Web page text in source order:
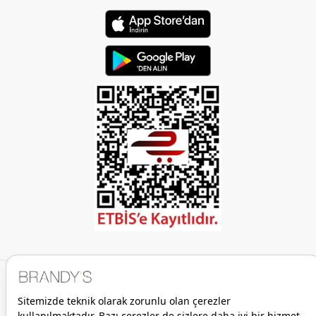
ışığı bir saten gibi asilce yansıtır. Poplin dokuma ise bu
zarafeti dayanıklılıkla birleştirir.
Easy-Iron ve Non-Iron Teknolojisi: Modern hayatın en
büyük lüksü zamandır. Boss, yoğun tempoda yaşayan
"patronlar" için ütü masasında kaybedilen vakti geri verir.
Kumaş liflerine uygulanan özel işlemler sayesinde gömlek,
gün boyu vücut ısınızla kırışıklıklarını açar. Sabah
giydiğiniz o jilet gibi görüntü, akşamın son saatlerine kadar
Stretch (Esnek) Konfor: Eskiden jilet gibi görünmek için
hareket özgürlüğünden vazgeçmek gerekirdi. Boss’un
kumaşlarına milimetrik oranlarda eklediği elastan, gömleğin
vücut hareketlerinize uyum sağlamasını sağlar. Direksiyon
başında, bilgisayar başında veya bir sunumun ortasında;
gömleğiniz sizinle birlikte hareket eder.
gömleklerinde standartların çok üzerindedir. Bu, dikişlerin
büzülmelerinin de önüne geçer.
Boss Gömlek Modelleri: Her Senaryo İçin Bir Zırh